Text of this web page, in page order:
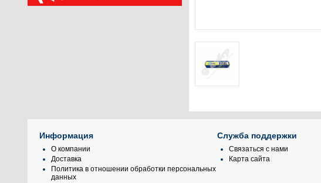
Информация
О компании
Доставка
Политика в отношении обработки персональных
данных
Служба поддержки
Связаться с нами
Карта сайта